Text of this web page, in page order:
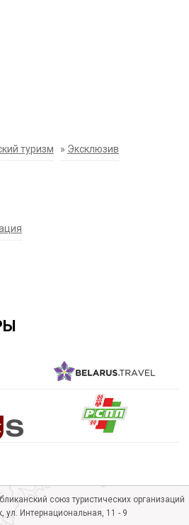
туризм » Эксклюзив
союз туристических организаций
ул. Интернациональная, 11 - 9